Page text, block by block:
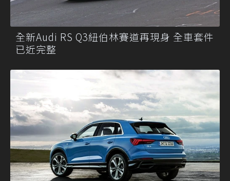
全新Audi RS Q3紐伯林賽道再現身 全車套件
已近完整